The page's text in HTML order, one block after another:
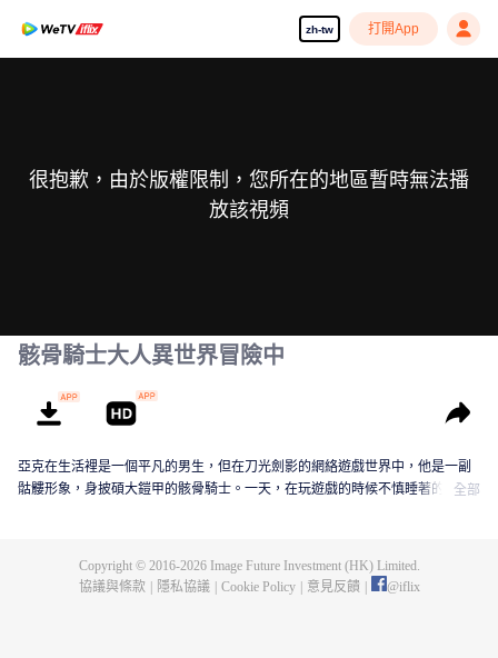
zh-tw 打開App
很抱歉，由於版權限制，您所在的地區暫時無法播
放該視頻
骸骨騎士大人異世界冒險中
亞克在生活裡是一個平凡的男生，但在刀光劍影的網絡遊戲世界中，他是一副
骷髏形象，身披碩大鎧甲的骸骨騎士。一天，在玩遊戲的時候不慎睡著的亞
外表一看就不是什麼好人，但他還是很快憑藉著自己溫柔的個性，交到了很多
全部
Copyright © 2016-2026Image Future Investment (HK) Limited.
協議與條款
隱私協議 Cookie Policy 意見反饋 @iflix